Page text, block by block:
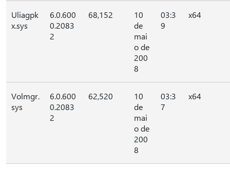
Uliagpk
x.sys
6.0.600
0.2083
2
68,152
10
de
mai
o de
200
8
03:3
9
x64
Volmgr.
sys
6.0.600
0.2083
2
62,520
10
de
mai
o de
200
8
03:3
7
x64